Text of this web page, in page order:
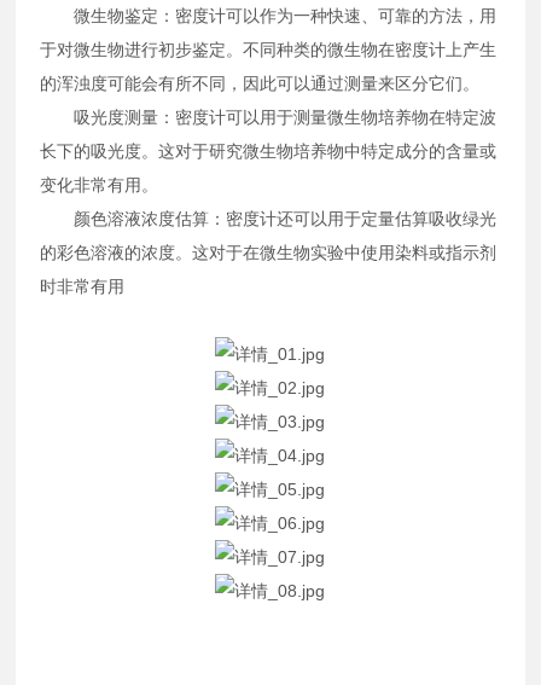
微生物鉴定：密度计可以作为一种快速、可靠的方法，用
于对微生物进行初步鉴定。不同种类的微生物在密度计上产生
的浑浊度可能会有所不同，因此可以通过测量来区分它们。
吸光度测量：密度计可以用于测量微生物培养物在特定波
长下的吸光度。这对于研究微生物培养物中特定成分的含量或
变化非常有用。
颜色溶液浓度估算：密度计还可以用于定量估算吸收绿光
的彩色溶液的浓度。这对于在微生物实验中使用染料或指示剂
时非常有用